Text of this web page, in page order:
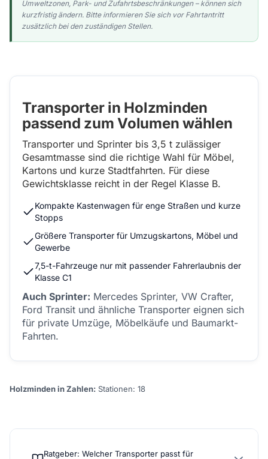
Umweltzonen, Park- und Zufahrtsbeschränkungen – können sich
kurzfristig ändern. Bitte informieren Sie sich vor Fahrtantritt
zusätzlich bei den zuständigen Stellen.
Transporter in Holzminden
passend zum Volumen wählen
Transporter und Sprinter bis 3,5 t zulässiger
Gesamtmasse sind die richtige Wahl für Möbel,
Kartons und kurze Stadtfahrten. Für diese
Gewichtsklasse reicht in der Regel Klasse B.
Kompakte Kastenwagen für enge Straßen und kurze
Stopps
Größere Transporter für Umzugskartons, Möbel und
Gewerbe
7,5-t-Fahrzeuge nur mit passender Fahrerlaubnis der
Klasse C1
Auch Sprinter: Mercedes Sprinter, VW Crafter,
Ford Transit und ähnliche Transporter eignen sich
für private Umzüge, Möbelkäufe und Baumarkt-
Fahrten.
Holzminden in Zahlen: Stationen: 18
Ratgeber: Welcher Transporter passt für